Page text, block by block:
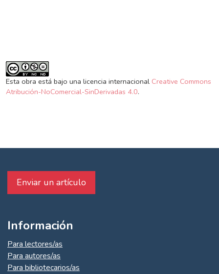
Esta obra está bajo una licencia internacional Creative Commons
Atribución-NoComercial-SinDerivadas 4.0.
Enviar un artículo
Información
Para lectores/as
Para autores/as
Para bibliotecarios/as